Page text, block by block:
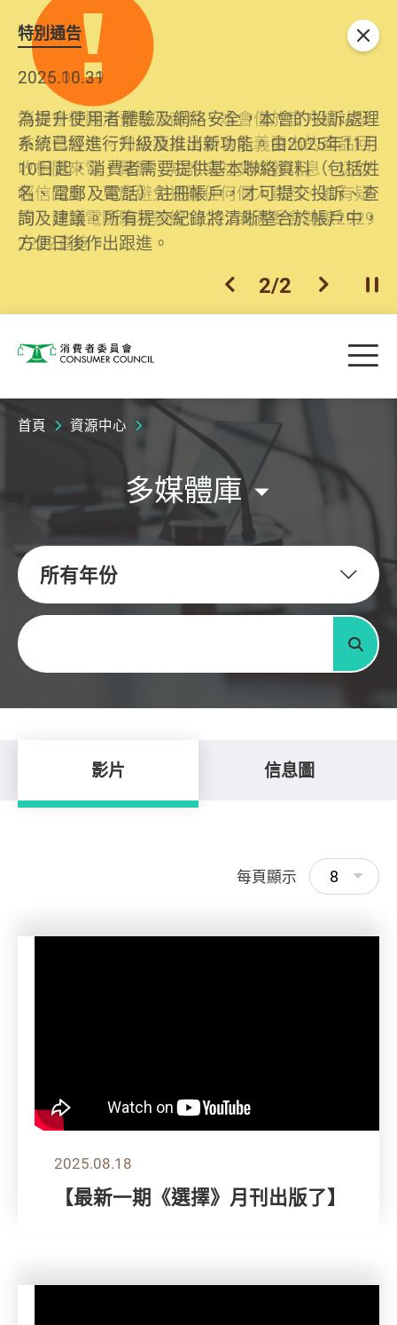
特別通告
2026.06.29
消委會提醒消費者及商戶，本會僅於官方網站發
布消費警示。如接獲以消委會名義發出的產品回
收相關來電、電郵、短訊或社交媒體訊息，切勿
輕信回應，更應避免透露任何個人資料。如有疑
問，請致電防騙易熱線18222或消委會熱線2929
2222查詢。
2025.10.31
為提升使用者體驗及網絡安全，本會的投訴處理
系統已經進行升級及推出新功能。由2025年11月
10日起，消費者需要提供基本聯絡資料（包括姓
名、電郵及電話）註冊帳戶，才可提交投訴、查
詢及建議。所有提交紀錄將清晰整合於帳戶中，
方便日後作出跟進。
上一個
2/2 下一個開
關閉
消費者委員會 目
首頁 資源中心
多媒體庫
所有年份
關鍵字
搜尋
影片 信息圖
每頁顯示 8
2025.08.18
【最新一期《選擇》月刊出版了】